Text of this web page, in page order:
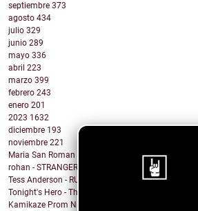
septiembre 373
agosto 434
julio 329
junio 289
mayo 336
abril 223
marzo 399
febrero 243
enero 201
2023 1632
diciembre 193
noviembre 221
Maria San Roman - DRUNK IN LUV
rohan - STRANGER ARMS
Tess Anderson - RUN
Tonight's Hero - There's Something In My Eggnog
Kamikaze Prom Night - I Have a Thing for Redheads